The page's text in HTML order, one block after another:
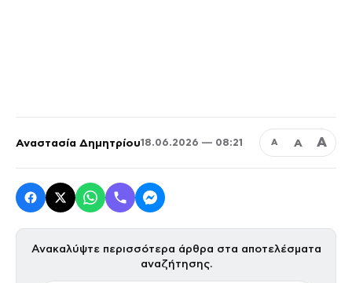
Αναστασία Δημητρίου18.06.2026 — 08:21 Α Α Α
Ανακαλύψτε περισσότερα άρθρα στα αποτελέσματα
αναζήτησης.